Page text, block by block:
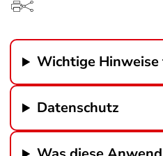
Wichtige
Datenschutz